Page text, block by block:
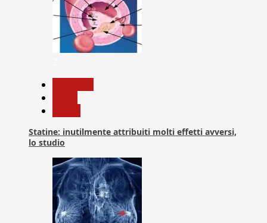
Statine: inutilmente attribuiti molti effetti avversi,
lo studio